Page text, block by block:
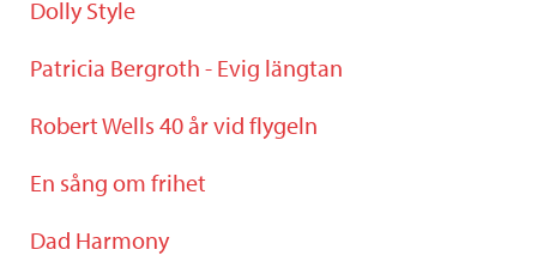
Dolly Style
Patricia Bergroth - Evig längtan
Robert Wells 40 år vid flygeln
En sång om frihet
Dad Harmony